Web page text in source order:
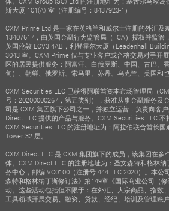
斯大厦 101(A) 室（注册编号：8437923-1）
CXM Prime Ltd 是一家在英格兰和威尔士注册的外汇及
13407617，由英国金融行为监管局（FCA）授权并监管
英国伦敦 ECV3 4AB，利登霍尔大厦（Leadenhall
3043 室。CXM Prime 仅与专业客户或合格交易对手开
区的居民提供服务：阿富汗、白俄罗斯、中国、古巴、
甸）、朝鲜、俄罗斯、索马里、苏丹、乌克兰、美国和也
CXM Securities LLC 已获得阿联酋资本市场管理局（
号：20200000267，第五类别），获准从事金融服务及
司是 CXM 集团旗下公司之一，并独立运营，负责向客
Direct LLC 提供的产品与服务。CXM Securities LLC 不
CXM Securities LLC 的注册地址为：阿拉伯联合酋长
Tower 32 层。
CXM Direct LLC 是 CXM 集团旗下的成员，该集团在多
体。CXM Direct LLC 的注册地址为：圣文森特和格林
务中心，邮编 VC0100（注册号 444 LLC 2020）。本公
森特和格林纳丁斯修订法》第149章《国际商业公司（
动。这些活动包括但不限于：在外汇、大宗商品、指数
工具领域开展交易、融资、贷款、经纪、培训及管理账户